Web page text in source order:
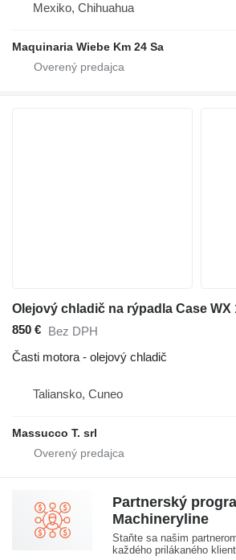
Mexiko, Chihuahua
Maquinaria Wiebe Km 24 Sa
Olejový chladič na rýpadla Case WX
850 € Bez DPH
Časti motora - olejový chladič
Taliansko, Cuneo
Massucco T. srl
Partnerský
Machineryline
Staňte sa našim
každého prilákaného